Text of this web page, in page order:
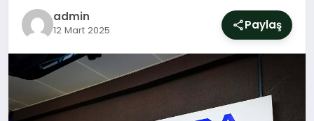
MAGAZIN
SIYASET
YAŞAM
admin
12 Mart 2025 Paylaş